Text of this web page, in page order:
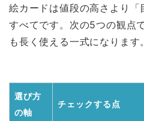
絵カードは値段の高さより
すべてです。次の5つの観点
も長く使える一式になります。
選び方
の軸
チェックする点